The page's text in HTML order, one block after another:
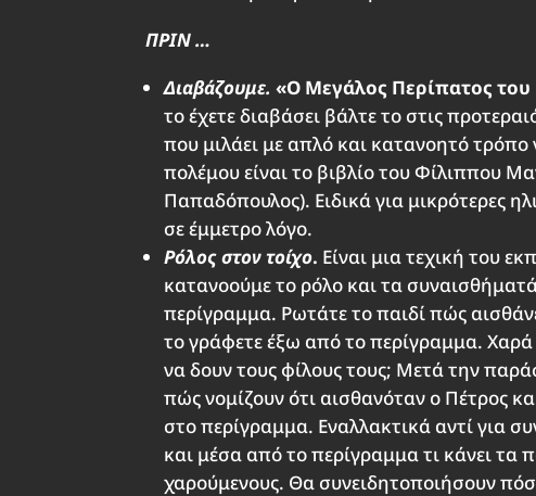
ΠΡΙΝ …
Διαβάζουμε.«Ο Μεγάλος Περίπατος
το έχετε διαβάσει βάλτε το στις
που μιλάει με απλό και κατανοητό τρόπο
πολέμου είναι το βιβλίο του Φίλιππου
Παπαδόπουλος). Ειδικά για μικρότερες
σε έμμετρο λόγο.
Ρόλος στον τοίχο. Είναι μια τεχική του
κατανοούμε το ρόλο και τα
περίγραμμα. Ρωτάτε το παιδί πώς
το γράφετε έξω από το περίγραμμα.
να δουν τους φίλους τους; Μετά την
πώς νομίζουν ότι αισθανόταν ο Πέτρος
στο περίγραμμα. Εναλλακτικά αντί για
και μέσα από το περίγραμμα τι κάνει τα
χαρούμενους. Θα συνειδητοποιήσουν